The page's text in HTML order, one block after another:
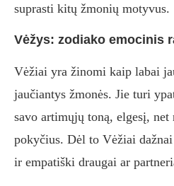
suprasti kitų žmonių motyvus.
Vėžys: zodiako emocinis
Vėžiai yra žinomi kaip labai
jaučiantys žmonės. Jie turi
savo artimųjų toną, elgesį, net
pokyčius. Dėl to Vėžiai
ir empatiški draugai ar